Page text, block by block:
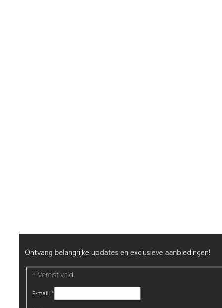
Ontvang belangrijke updates en exclusieve aanbiedingen!
* Vereist veld
E-mail:*